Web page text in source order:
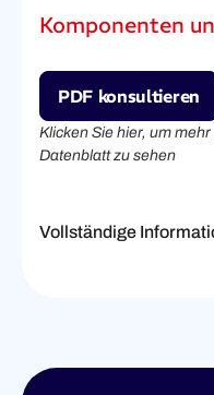
Komponenten
PDF konsultieren
Klicken Sie hier, um
Datenblatt zu sehen
Vollständige